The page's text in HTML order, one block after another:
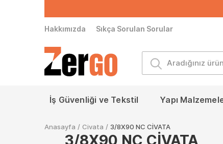
Hakkımızda Sıkça Sorulan Sorular
İş Güvenliği ve Tekstil Yapı
Anasayfa / Civata / 3/8X90 NC CİVATA
3/8X90 NC CİVATA